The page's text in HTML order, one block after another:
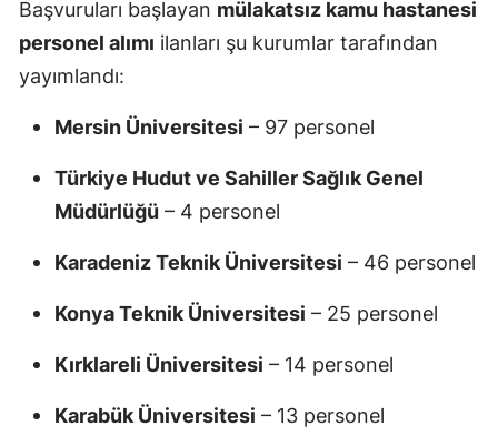
Başvuruları başlayan mülakatsız kamu hastanesi
personel alımı ilanları şu kurumlar tarafından
yayımlandı:
Mersin Üniversitesi – 97 personel
Türkiye Hudut ve Sahiller Sağlık Genel
Müdürlüğü – 4 personel
Karadeniz Teknik Üniversitesi – 46 personel
Konya Teknik Üniversitesi – 25 personel
Kırklareli Üniversitesi – 14 personel
Karabük Üniversitesi – 13 personel